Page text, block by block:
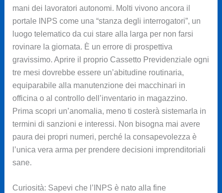
mani dei lavoratori autonomi. Molti vivono ancora il
portale INPS come una “stanza degli interrogatori”, un
luogo telematico da cui stare alla larga per non farsi
rovinare la giornata. È un errore di prospettiva
gravissimo. Aprire il proprio Cassetto Previdenziale ogni
tre mesi dovrebbe essere un’abitudine routinaria,
equiparabile alla manutenzione dei macchinari in
officina o al controllo dell’inventario in magazzino.
Prima scopri un’anomalia, meno ti costerà sistemarla in
termini di sanzioni e interessi. Non bisogna mai avere
paura dei propri numeri, perché la consapevolezza è
l’unica vera arma per prendere decisioni imprenditoriali
sane.
Curiosità: Sapevi che l’INPS è nato alla fine